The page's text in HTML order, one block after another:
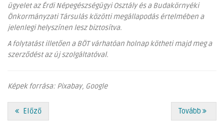
ügyelet az Érdi Népegészségügyi Osztály és a Budakörnyéki
Önkormányzati Társulás közötti megállapodás értelmében a
jelenlegi helyszínen lesz biztosítva.
A folytatást illetően a BÖT várhatóan holnap kötheti majd meg a
szerződést az új szolgáltatóval.
Képek forrása: Pixabay, Google
Előző Tovább